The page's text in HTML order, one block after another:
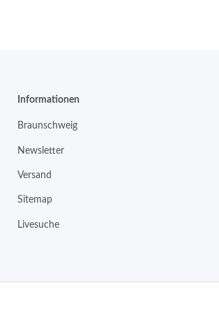
Informationen
Braunschweig
Newsletter
Versand
Sitemap
Livesuche